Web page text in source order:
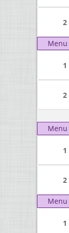
2
Menu
1
2
Menu
1
2
Menu
1